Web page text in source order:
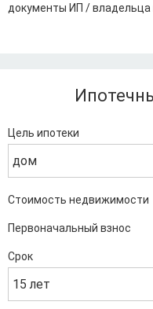
документы ИП / владельца
Цель ипотеки
дом
Стоимость недвижимости
Первоначальный взнос
Срок
15 лет